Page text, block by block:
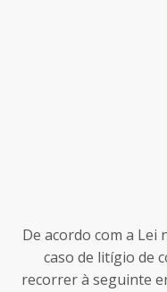
De acordo com a Lei
caso de litígio de
recorrer à seguinte